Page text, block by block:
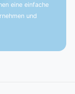
eine einfache
und